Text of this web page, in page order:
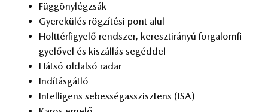
Füg­göny­lég­zsák
Gye­rek­ülés rög­zí­té­si pont alul
Holt­tér­fi­gye­lő rend­szer, ke­reszt­irá­nyú for­ga­lom­fi­
gye­lő­vel és ki­szál­lás se­géd­del
Hát­só ol­dal­só ra­dar
In­dí­tás­gát­ló
In­tel­li­gens se­bes­ség­asszisz­tens (ISA)